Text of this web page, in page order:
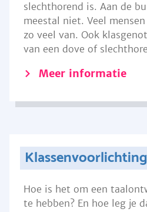
slechthorend is. Aan de
meestal niet. Veel
zo veel van. Ook
van een dove of
Meer informatie
Hoe is het om een
te hebben? En hoe leg je